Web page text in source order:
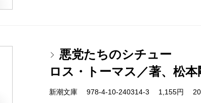
悪党たちのシチュー
ロス・トーマス／著、松本
新潮文庫 978-4-10-240314-3 1,155円